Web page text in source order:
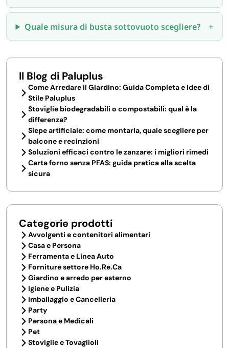
Quale misura di busta sottovuoto scegliere?
Il Blog di Paluplus
Come Arredare il Giardino: Guida Completa e Idee di
Stile Paluplus
Stoviglie biodegradabili o compostabili: qual è la
differenza?
Siepe artificiale: come montarla, quale scegliere per
balcone e recinzioni
Soluzioni efficaci contro le zanzare: i migliori rimedi
Carta forno senza PFAS: guida pratica alla scelta
sicura
Categorie prodotti
Avvolgenti e contenitori alimentari
Casa e Persona
Ferramenta e Linea Auto
Forniture settore Ho.Re.Ca
Giardino e arredo per esterno
Igiene e Pulizia
Imballaggio e Cancelleria
Party
Persona e Medicali
Pet
Stoviglie e Tovaglioli